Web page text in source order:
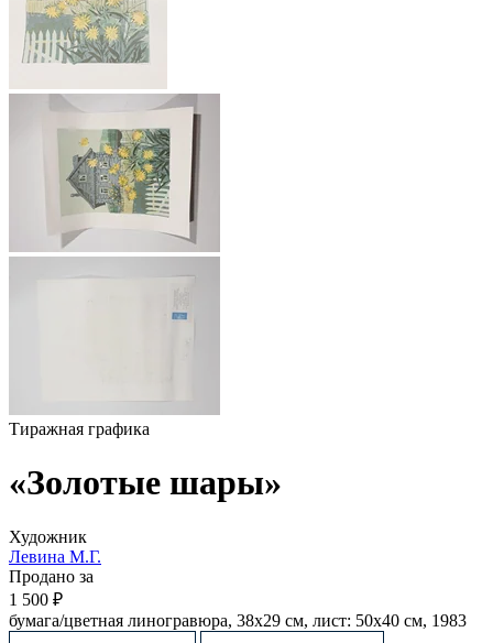
Тиражная графика
«Золотые шары»
Художник
Левина М.Г.
Продано за
1 500 ₽
бумага/цветная линогравюра, 38х29 см, лист: 50х40 см, 1983